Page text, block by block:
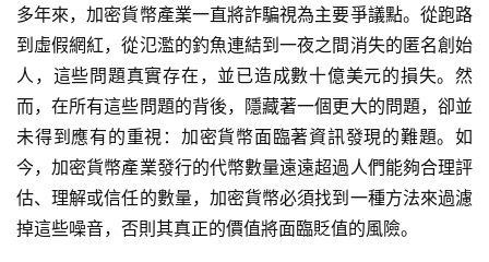
多年來，加密貨幣產業一直將詐騙視為主要爭議點。從跑路
到虛假網紅，從氾濫的釣魚連結到一夜之間消失的匿名創始
人，這些問題真實存在，並已造成數十億美元的損失。然
而，在所有這些問題的背後，隱藏著一個更大的問題，卻並
未得到應有的重視：加密貨幣面臨著資訊發現的難題。如
今，加密貨幣產業發行的代幣數量遠遠超過人們能夠合理評
估、理解或信任的數量，加密貨幣必須找到一種方法來過濾
掉這些噪音，否則其真正的價值將面臨貶值的風險。